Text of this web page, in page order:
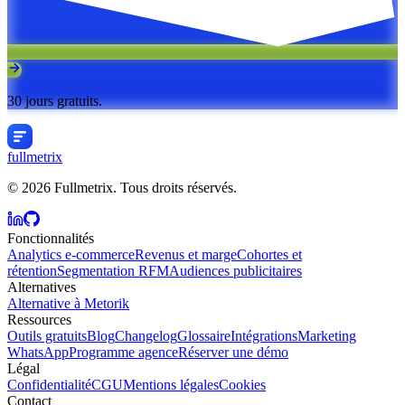
30 jours gratuits.
fullmetrix
© 2026 Fullmetrix. Tous droits réservés.
Fonctionnalités
Analytics e-commerceRevenus et margeCohortes et
rétentionSegmentation RFMAudiences publicitaires
Alternatives
Alternative à Metorik
Ressources
Outils gratuitsBlogChangelogGlossaireIntégrationsMarketing
WhatsAppProgramme agenceRéserver une démo
Légal
ConfidentialitéCGUMentions légalesCookies
Contact